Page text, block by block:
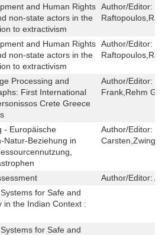
and Human Rights
non-state actors in the
to extractivism
Author/Editor:
and Human Rights
non-state actors in the
to extractivism
Author/Editor:
Processing and
First International
Crete Greece
Author/Editor:
Frank,Rehm
- Europäische
Natur-Beziehung in
Author/Editor:
Author/Editor:
for Safe and
in the Indian Context :
for Safe and